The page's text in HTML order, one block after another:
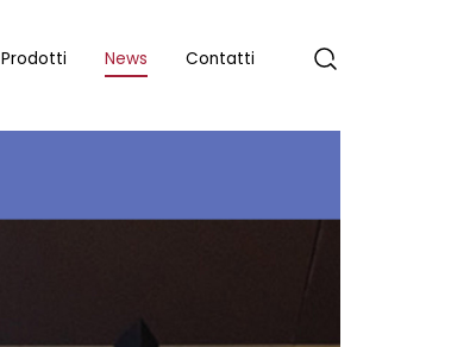
Prodotti News Contatti